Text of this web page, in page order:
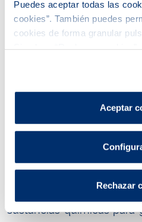
Puedes aceptar todas las
cookies”. También puedes
cookies de forma granular
son indispensables para que
por tanto no se pueden
Puedes consultar másAceptar
Rechazar
Disponer de cernícalos
otros animales, como
ETAP de Sant Joan
trabaja en acciones
potenciación de la
ámbitos y ya
control de plagas.
uso de fitosanitarios,
sustancias químicas para